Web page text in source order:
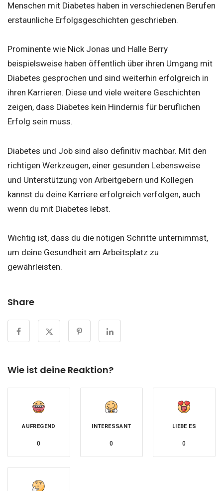
Menschen mit Diabetes haben in verschiedenen Berufen
erstaunliche Erfolgsgeschichten geschrieben.
Prominente wie Nick Jonas und Halle Berry
beispielsweise haben öffentlich über ihren Umgang mit
Diabetes gesprochen und sind weiterhin erfolgreich in
ihren Karrieren. Diese und viele weitere Geschichten
zeigen, dass Diabetes kein Hindernis für beruflichen
Erfolg sein muss.
Diabetes und Job sind also definitiv machbar. Mit den
richtigen Werkzeugen, einer gesunden Lebensweise
und Unterstützung von Arbeitgebern und Kollegen
kannst du deine Karriere erfolgreich verfolgen, auch
wenn du mit Diabetes lebst.
Wichtig ist, dass du die nötigen Schritte unternimmst,
um deine Gesundheit am Arbeitsplatz zu
gewährleisten.
Share
Wie ist deine Reaktion?
AUFREGEND
0
INTERESSANT
0
LIEBE ES
0